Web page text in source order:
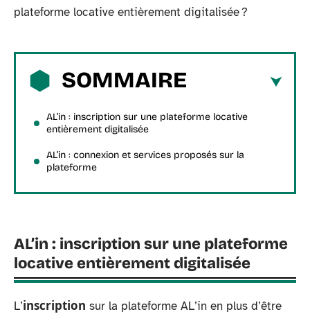
plateforme locative entièrement digitalisée ?
SOMMAIRE
AL’in : inscription sur une plateforme locative
entièrement digitalisée
AL’in : connexion et services proposés sur la
plateforme
AL’in : inscription sur une plateforme
locative entièrement digitalisée
L’inscription sur la plateforme AL’in en plus d’être